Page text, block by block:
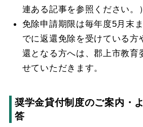
連ある記事を参照ください。）
免除申請期限は毎年度5月末
でに返還免除を受けている方
還となる方へは、郡上市教育
せていただきます。
奨学金貸付制度のご案内・
答